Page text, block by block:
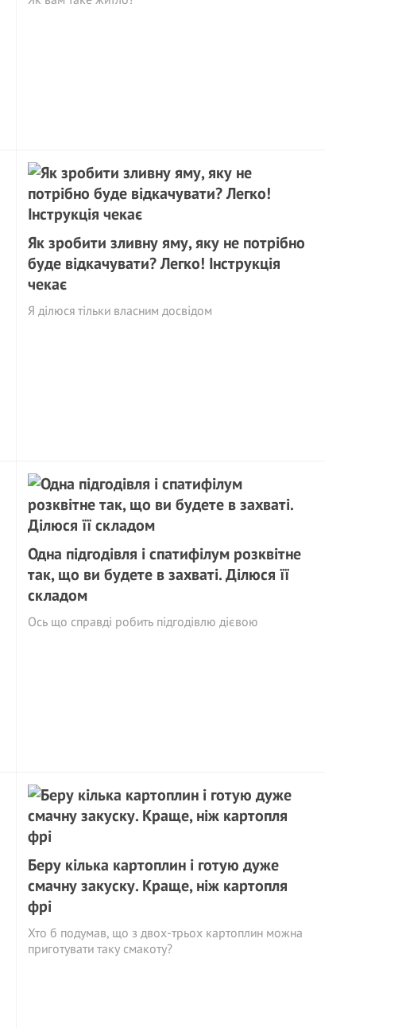
Як зробити зливну яму, яку не потрібно
буде відкачувати? Легко! Інструкція
чекає
Я ділюся тільки власним досвідом
Одна підгодівля і спатифілум розквітне
так, що ви будете в захваті. Ділюся її
складом
Ось що справді робить підгодівлю дієвою
Беру кілька картоплин і готую дуже
смачну закуску. Краще, ніж картопля
фрі
Хто б подумав, що з двох-трьох картоплин можна
приготувати таку смакоту?